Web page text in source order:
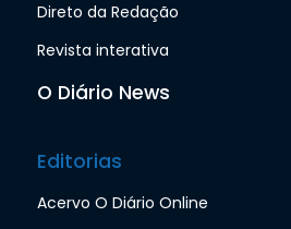
Direto da Redação
Revista interativa
O Diário News
Editorias
Acervo O Diário Online